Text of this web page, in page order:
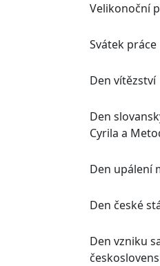
Velikonoční
Svátek práce
Den vítězství
Den
Cyrila a
Den upálení
Den české
Den vzniku